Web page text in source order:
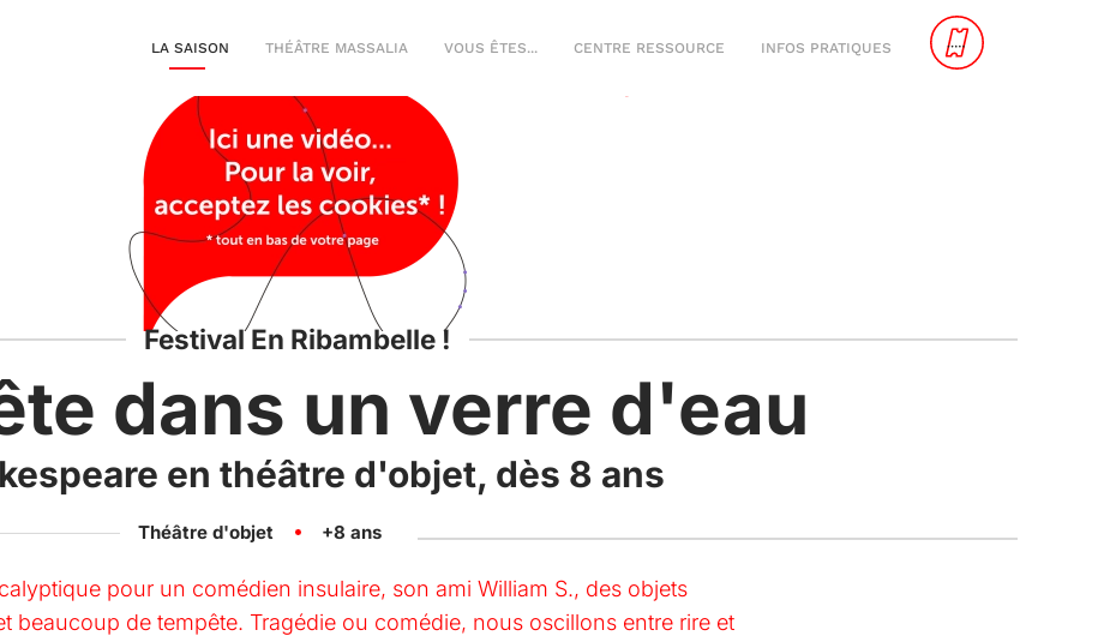
LA SAISON THÉÂTRE MASSALIA VOUS ÊTES... CENTRE RESSOURCE INFOS PRATIQUES
Festival En Ribambelle !
dans un verre d'eau
en théâtre d'objet, dès 8 ans
Théâtre d'objet +8 ans
pour un comédien insulaire, son ami William S., des objets
beaucoup de tempête. Tragédie ou comédie, nous oscillons entre rire et